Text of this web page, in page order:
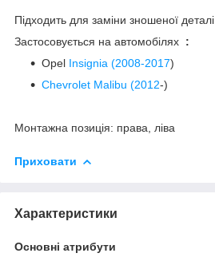
Підходить для заміни зношеної деталі
Застосовується на автомобілях :
Opel Insignia (2008-2017)
Chevrolet Malibu (2012-)
Монтажна позиція: права, ліва
Приховати
Характеристики
Основні атрибути